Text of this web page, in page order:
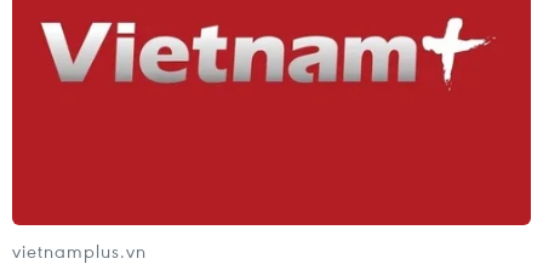
06/08/2026 11:54
vietnamplus.vn